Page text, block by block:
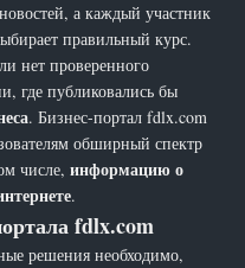
а каждый участник
правильный курс.
нет проверенного
где публиковались бы
. Бизнес-портал fdlx.com
обширный спектр
числе,информацию о
.
fdlx.com
решения необходимо,